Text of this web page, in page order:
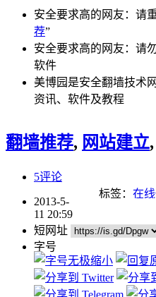
安全要求高的网友：请
荐”
安全要求高的网友：请
软件
美博园是安全翻墙技术
资讯、软件及教程
翻墙推荐, 网站建立,
5评论
标签： 在
2013-5-
11 20:59
短网址
字号